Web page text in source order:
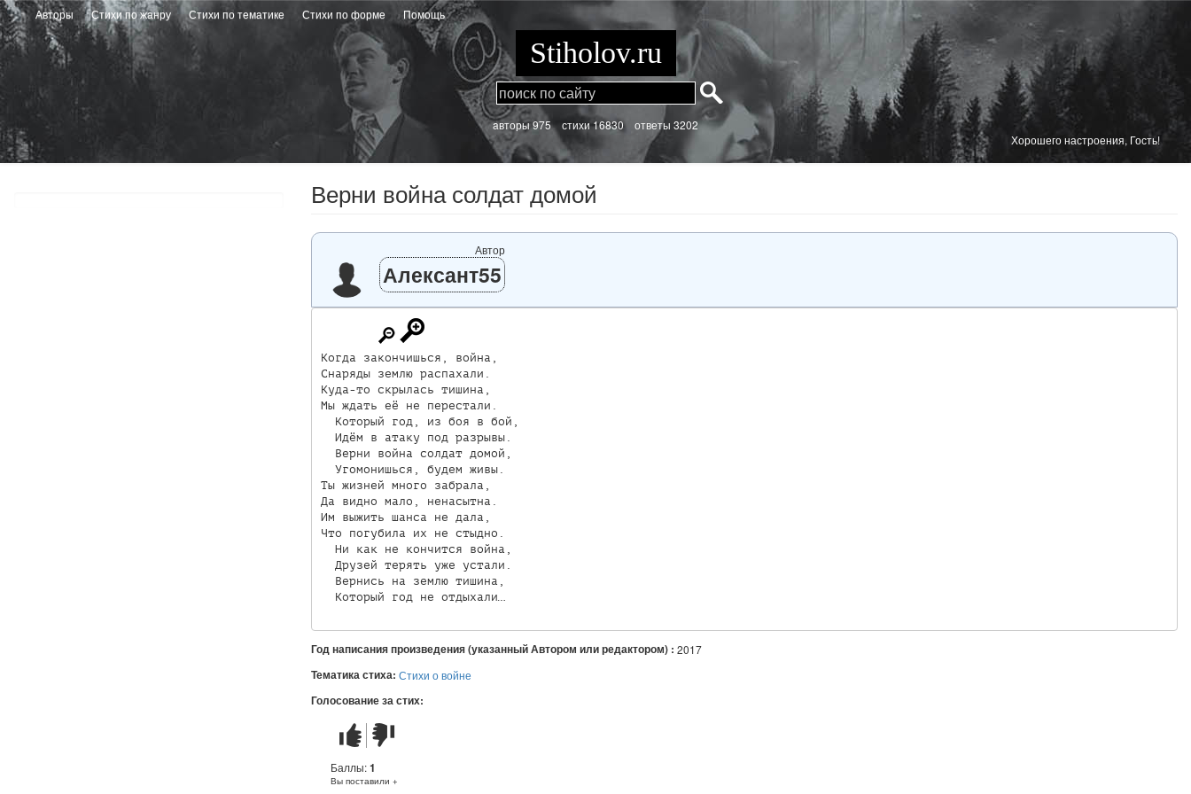
Перейти
к
основному
содержанию
Авторы Стихи по жанру Стихи по тематике Стихи по форме Помощь
Stiholov.ru
aвторы 975 стихи16830 ответы 3202
Хорошего настроения, Гость!
Верни война солдат домой
Автор
Алексант55
Когда закончишься, война,
Снаряды землю распахали.
Куда-то скрылась тишина,
Мы ждать её не перестали.
  Который год, из боя в бой,
  Идём в атаку под разрывы.
  Верни война солдат домой,
  Угомонишься, будем живы.
Ты жизней много забрала,
Да видно мало, ненасытна.
Им выжить шанса не дала,
Что погубила их не стыдно.
  Ни как не кончится война,
  Друзей терять уже устали.
  Вернись на землю тишина,
  Который год не отдыхали…
Год написания произведения (указанный Автором или редактором) : 2017
Тематика стиха: Стихи о войне
Голосование за стих:
Стих
понравился
Стих
не
понравился
Баллы:1
Вы поставили +